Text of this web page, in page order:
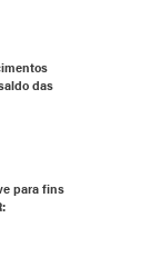
das
para fins